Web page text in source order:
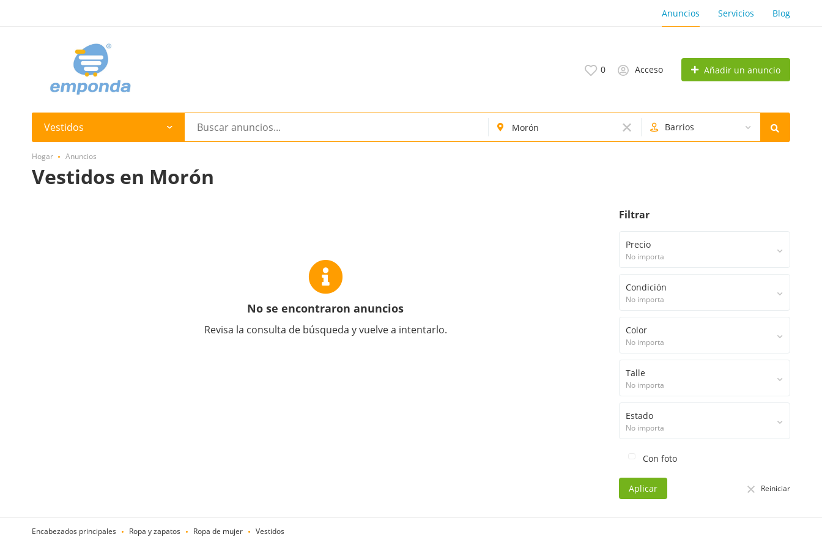
Anuncios Servicios Blog
0 Acceso Añadir un anuncio
Vestidos Barrios
Hogar Anuncios
Vestidos en Morón
No se encontraron anuncios
Revisa la consulta de búsqueda y vuelve a intentarlo.
Filtrar
Precio
No importa
Condición
No importa
Color
No importa
Talle
No importa
Estado
No importa
Con foto
Aplicar Reiniciar
Encabezados principales Ropa y zapatos Ropa de mujer Vestidos